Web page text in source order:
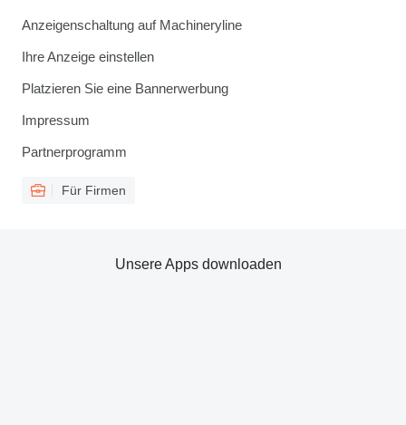
Anzeigenschaltung auf Machineryline
Ihre Anzeige einstellen
Platzieren Sie eine Bannerwerbung
Impressum
Partnerprogramm
Für Firmen
Unsere Apps downloaden